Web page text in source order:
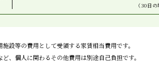
（30日の
設等の費用として受領する家賃相当費用です。
、個人に関わるその他費用は別途自己負担です。